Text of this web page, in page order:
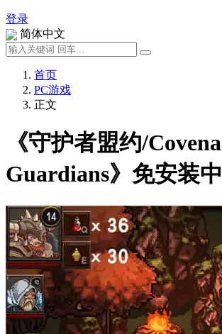
登录
简体中文
首页
PC游戏
正文
《守护者盟约/
Guardians》免安装